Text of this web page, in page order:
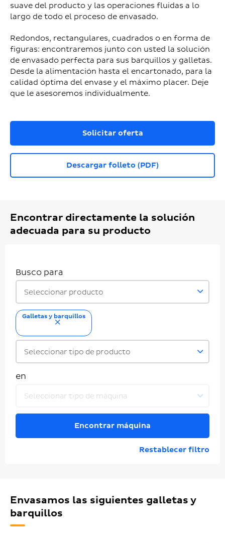
suave del producto y las operaciones fluidas a lo
largo de todo el proceso de envasado.
Redondos, rectangulares, cuadrados o en forma de
figuras: encontraremos junto con usted la solución
de envasado perfecta para sus barquillos y galletas.
Desde la alimentación hasta el encartonado, para la
calidad óptima del envase y el máximo placer. Deje
que le asesoremos individualmente.
Solicitar oferta
Descargar folleto (PDF)
Encontrar directamente la solución
adecuada para su producto
Busco para
Seleccionar producto
Galletas y barquillos
eliminar
Seleccionar tipo de producto
en
Seleccionar tipo de máquina
Encontrar máquina
Restablecer filtro
Envasamos las siguientes galletas y
barquillos